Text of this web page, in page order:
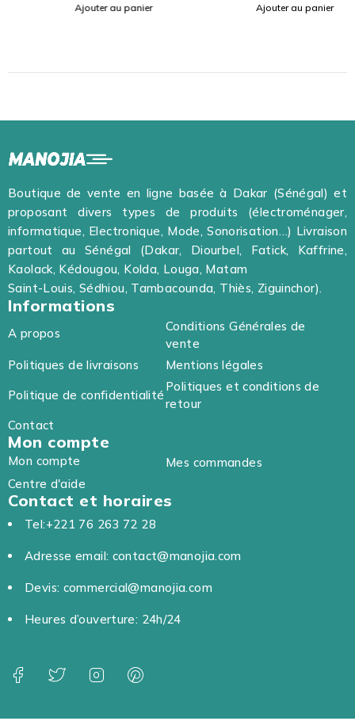
Ajouter au panier Ajouter au panier
Boutique de vente en ligne basée à Dakar (Sénégal) et
proposant divers types de produits (électroménager,
informatique, Electronique, Mode, Sonorisation…) Livraison
partout au Sénégal (Dakar, Diourbel, Fatick, Kaffrine,
Kaolack, Kédougou, Kolda, Louga, Matam
Saint-Louis, Sédhiou, Tambacounda, Thiès, Ziguinchor).
Informations
A propos
Conditions Générales de
vente
Politiques de livraisons
Mentions légales
Politique de confidentialité
Politiques et conditions de
retour
Contact
Mon compte
Mon compte
Mes commandes
Centre d'aide
Contact et horaires
Tel:+221 76 263 72 28
Adresse email: contact@manojia.com
Devis: commercial@manojia.com
Heures d’ouverture: 24h/24